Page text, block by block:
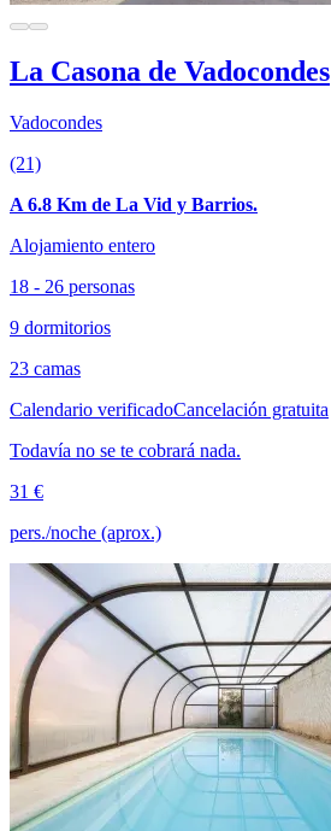
La Casona de Vadocondes
Vadocondes
(21)
A 6.8 Km de La Vid y Barrios.
Alojamiento entero
18 - 26 personas
9 dormitorios
23 camas
Calendario verificadoCancelación gratuita
Todavía no se te cobrará nada.
31 €
pers./noche (aprox.)